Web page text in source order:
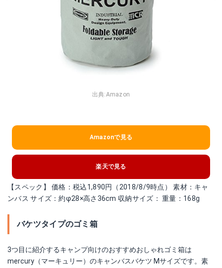
出典:Amazon
Amazonで見る
楽天で見る
【スペック】 価格：税込1,890円（2018/8/9時点） 素材：キャ
ンバス サイズ：約φ28×高さ36cm 収納サイズ： 重量：168g
バケツタイプのゴミ箱
3つ目に紹介するキャンプ向けのおすすめおしゃれゴミ箱は
mercury（マーキュリー）のキャンバスバケツ Mサイズです。素